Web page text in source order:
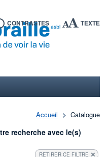
CONTRASTES TEXTE
Accueil Catalogue
recherche avec le(s)
RETIRER CE FILTRE